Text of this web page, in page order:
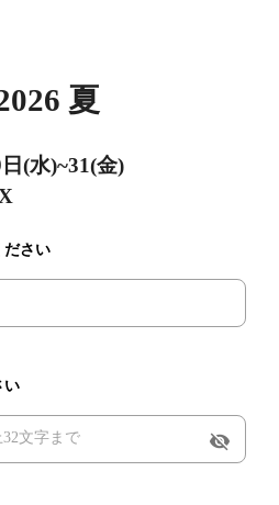
夏
(水)~31(金)
ださい
い
visibility_off